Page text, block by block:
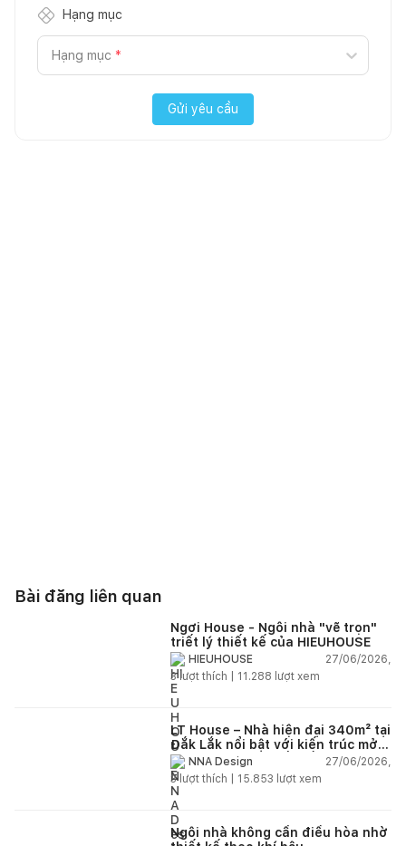
Hạng mục
Hạng mục *
Gửi yêu cầu
Bài đăng liên quan
Ngơi House - Ngôi nhà "vẽ trọn"
triết lý thiết kế của HIEUHOUSE
HIEUHOUSE
27/06/2026,
3lượt thích | 11.288 lượt xem
LT House – Nhà hiện đại 340m² tại
Đắk Lắk nổi bật với kiến trúc mở
và hệ sân vườn kết nối thiên
nhiên
NNA Design
27/06/2026,
3lượt thích | 15.853 lượt xem
Ngôi nhà không cần điều hòa nhờ